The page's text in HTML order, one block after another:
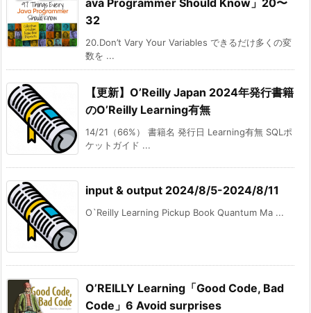
32
20.Don’t Vary Your Variables できるだけ多くの変
数を ...
【更新】O’Reilly Japan 2024年発行書籍
のO’Reilly Learning有無
14/21（66%） 書籍名 発行日 Learning有無 SQLポ
ケットガイド ...
input & output 2024/8/5-2024/8/11
O`Reilly Learning Pickup Book Quantum Ma ...
O’REILLY Learning「Good Code, Bad
Code」6 Avoid surprises